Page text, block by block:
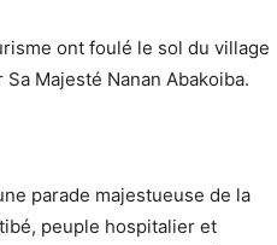
ont foulé le sol du village
Majesté Nanan Abakoiba.
parade majestueuse de la
peuple hospitalier et